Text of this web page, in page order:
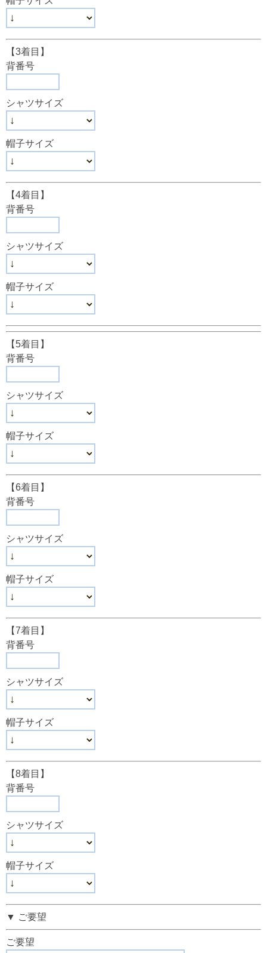
【3着目】
背番号
シャツサイズ
帽子サイズ
【4着目】
背番号
シャツサイズ
帽子サイズ
【5着目】
背番号
シャツサイズ
帽子サイズ
【6着目】
背番号
シャツサイズ
帽子サイズ
【7着目】
背番号
シャツサイズ
帽子サイズ
【8着目】
背番号
シャツサイズ
帽子サイズ
▼ ご要望
ご要望